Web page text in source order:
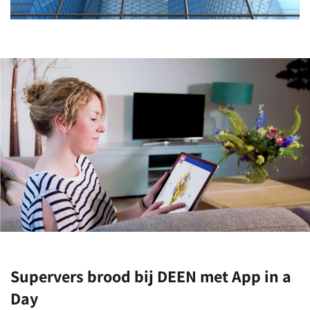
Supervers brood bij DEEN met App in a
Day